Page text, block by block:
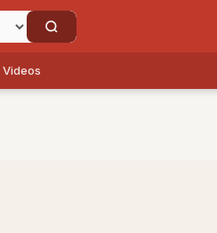
Videos